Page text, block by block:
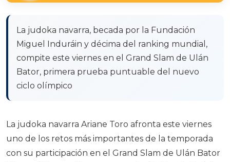
La judoka navarra, becada por la Fundación
Miguel Induráin y décima del ranking mundial,
compite este viernes en el Grand Slam de Ulán
Bator, primera prueba puntuable del nuevo
ciclo olímpico
La judoka navarra Ariane Toro afronta este viernes
uno de los retos más importantes de la temporada
con su participación en el Grand Slam de Ulán Bator